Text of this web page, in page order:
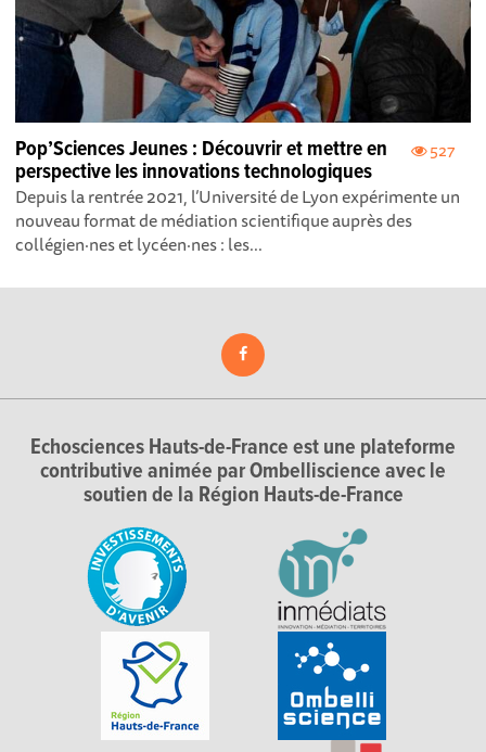
527
Pop’Sciences Jeunes : Découvrir et mettre en
perspective les innovations technologiques
Depuis la rentrée 2021, l’Université de Lyon expérimente un
nouveau format de médiation scientifique auprès des
collégien·nes et lycéen·nes : les...
Echosciences Hauts-de-France est une plateforme
contributive animée par Ombelliscience avec le
soutien de la Région Hauts-de-France